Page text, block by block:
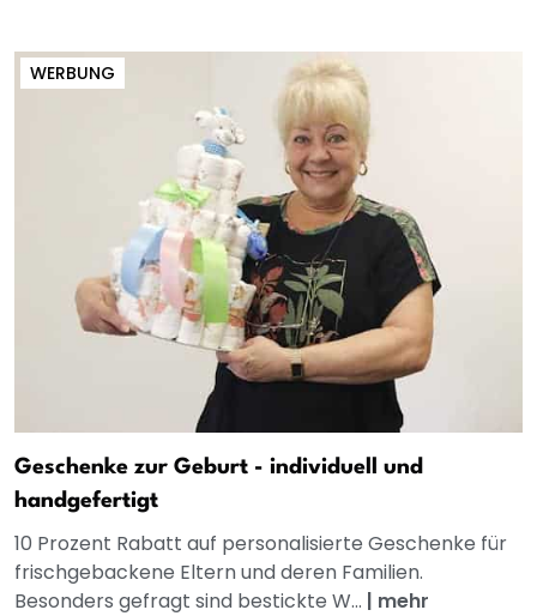
WERBUNG
Geschenke zur Geburt - individuell und
handgefertigt
10 Prozent Rabatt auf personalisierte Geschenke für
frischgebackene Eltern und deren Familien.
Besonders gefragt sind bestickte W... | mehr